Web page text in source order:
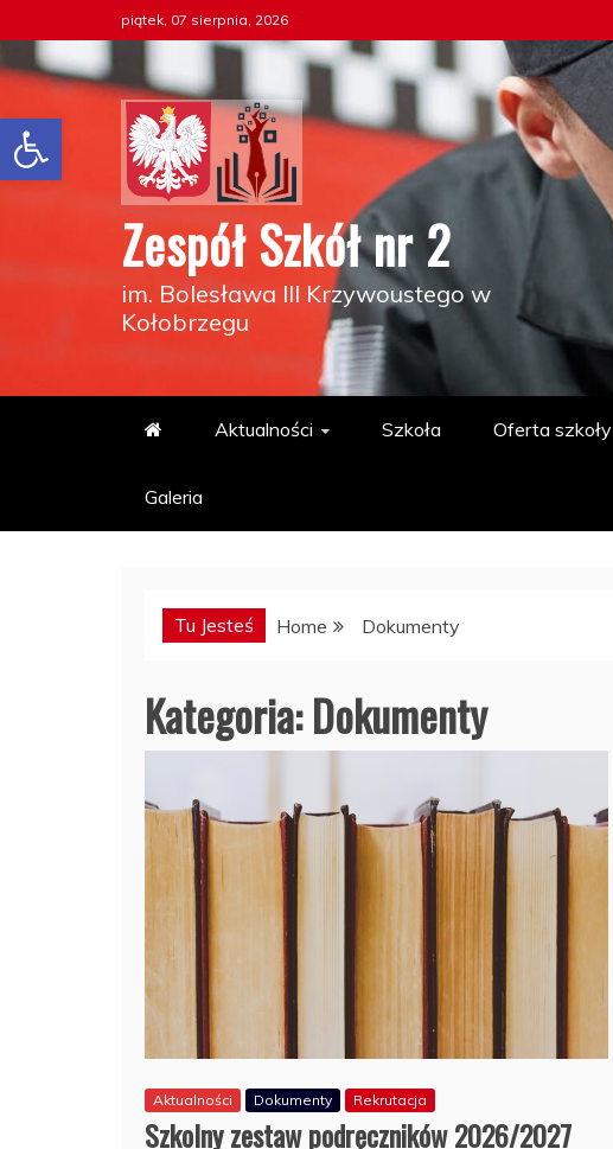
Otwórz pasek narzędzi
to
content
piątek, 07 sierpnia, 2026
Zespół Szkół nr 2
im. Bolesława III Krzywoustego w
Kołobrzegu
Aktualności Szkoła Oferta szkoły
Galeria
Tu Jesteś Home Dokumenty
Kategoria:Dokumenty
Aktualności Dokumenty Rekrutacja
Szkolny zestaw podręczników 2026/2027